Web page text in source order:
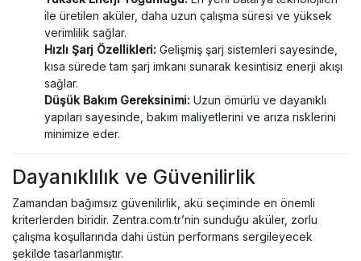
ile üretilen aküler, daha uzun çalışma süresi ve yüksek
verimlilik sağlar.
Hızlı Şarj Özellikleri: Gelişmiş şarj sistemleri sayesinde,
kısa sürede tam şarj imkanı sunarak kesintisiz enerji akışı
sağlar.
Düşük Bakım Gereksinimi: Uzun ömürlü ve dayanıklı
yapıları sayesinde, bakım maliyetlerini ve arıza risklerini
minimize eder.
Dayanıklılık ve Güvenilirlik
Zamandan bağımsız güvenilirlik, akü seçiminde en önemli
kriterlerden biridir. Zentra.com.tr’nin sunduğu aküler, zorlu
çalışma koşullarında dahi üstün performans sergileyecek
şekilde tasarlanmıştır.